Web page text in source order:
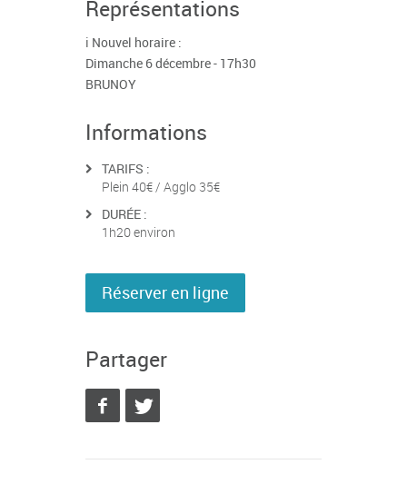
Représentations
ℹ️ Nouvel horaire :
Dimanche 6 décembre - 17h30
BRUNOY
Informations
TARIFS :
Plein 40€ / Agglo 35€
DURÉE :
1h20 environ
Réserver en ligne
Partager